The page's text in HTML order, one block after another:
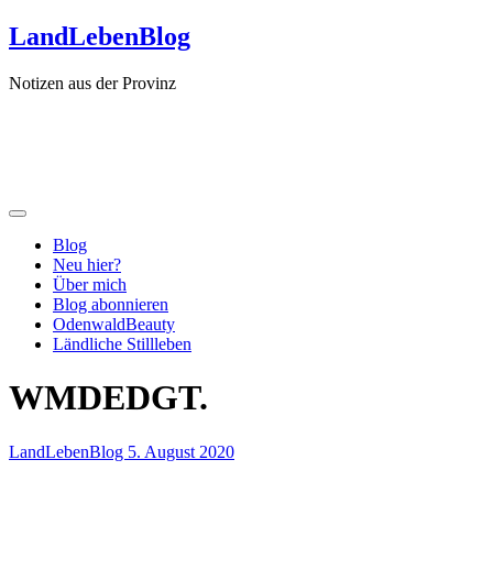
Zum
Inhalt
LandLebenBlog
Notizen aus der Provinz
Blog
Neu hier?
Über mich
Blog abonnieren
OdenwaldBeauty
Ländliche Stillleben
WMDEDGT.
LandLebenBlog 5. August 2020